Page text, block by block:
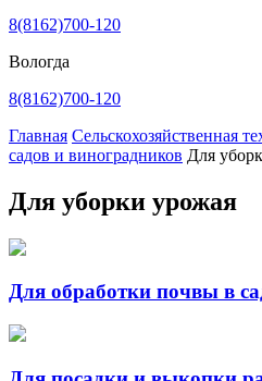
8(8162)700-120
Вологда
8(8162)700-120
Главная Сельскохозяйственная
садов и виноградников Для
Для уборки урожая
Для обработки почвы в